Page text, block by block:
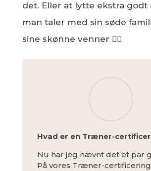
det. Eller at lytte ekstra godt
man taler med sin søde
sine skønne venner 👂🏻
Hvad er en Træner-
Nu har jeg nævnt det et par
På vores Træner-